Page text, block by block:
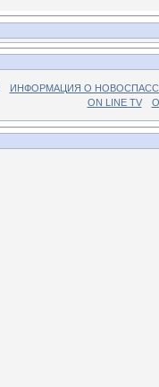
ИНФОРМАЦИЯ О
ON LINE TV